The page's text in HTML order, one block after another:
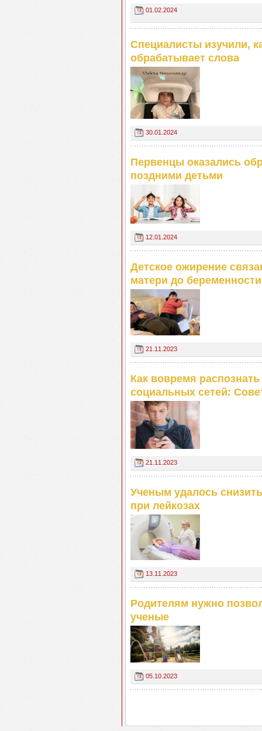
01.02.2024
Специалисты изучили,
обрабатывает слова
30.01.2024
Первенцы оказались
поздними детьми
12.01.2024
Детское ожирение
матери до беременности
21.11.2023
Как вовремя
социальных сетей:
21.11.2023
Ученым удалось
при лейкозах
13.11.2023
Родителям нужно
ученые
05.10.2023